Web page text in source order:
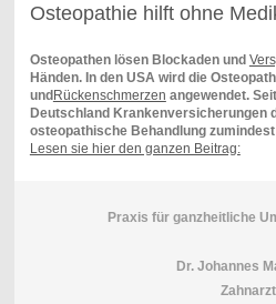
Osteopathie hilft ohne
Osteopathen lösen Blockaden und
Händen. In den USA wird die
undRückenschmerzen angewendet.
Deutschland Krankenversicherungen
osteopathische Behandlung
Lesen sie hier den ganzen Beitrag:
Praxis für ganzheitliche
Dr. Johannes
Zahnarzt